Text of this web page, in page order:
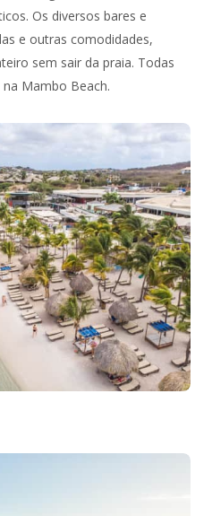
Os diversos bares e
e outras comodidades,
sem sair da praia. Todas
Mambo Beach.